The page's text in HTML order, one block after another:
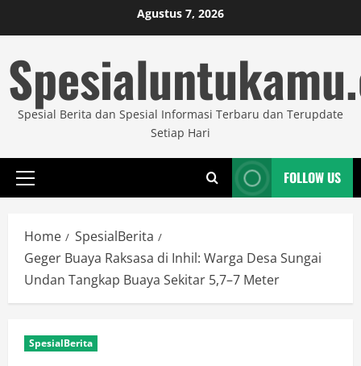
to
Agustus 7, 2026
Spesial Berita dan Spesial Informasi Terbaru dan Terupdate
Setiap Hari
Primary
FOLLOW US
Home
SpesialBerita
Geger Buaya Raksasa di Inhil: Warga Desa Sungai
Undan Tangkap Buaya Sekitar 5,7–7 Meter
SpesialBerita